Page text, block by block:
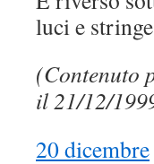
luci e
(Contenuto
il 21/12/
20 dicembre